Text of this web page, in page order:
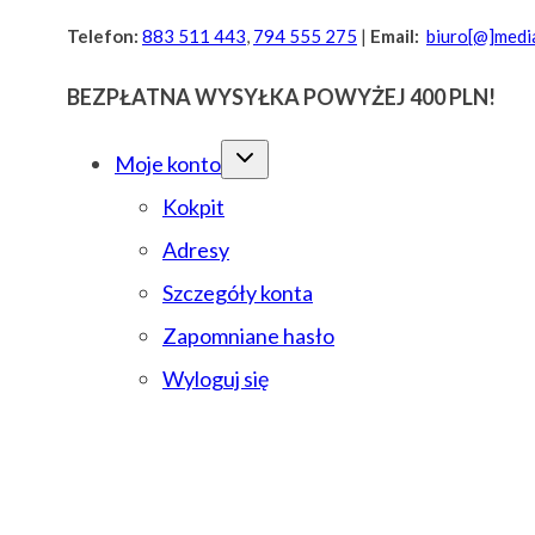
PrzejdźTelefon: 883 511 443, 794 555 275 | Email:
BEZPŁATNA WYSYŁKA POWYŻEJ 400 PLN!
Moje konto
Kokpit
Adresy
Szczegóły konta
Zapomniane hasło
Wyloguj się